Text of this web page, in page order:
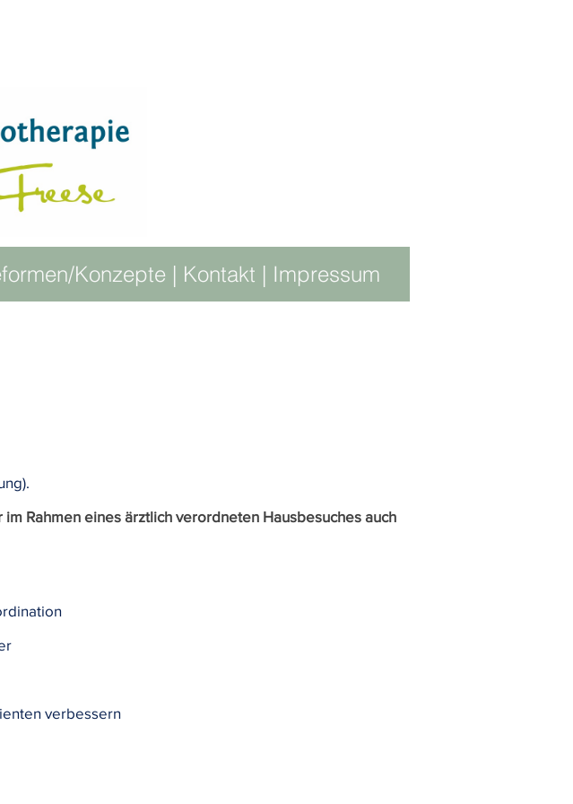
Konzepte | Kontakt | Impressum
Rahmen eines ärztlich verordneten Hausbesuches auch
verbessern